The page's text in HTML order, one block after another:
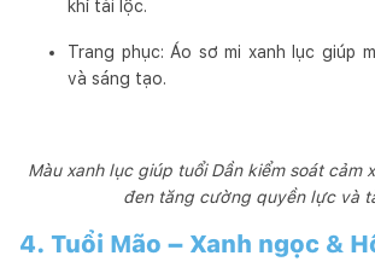
khí tài lộc.
Trang phục: Áo sơ mi xanh lục giúp
và sáng tạo.
Màu xanh lục giúp tuổi Dần kiểm soát cảm
đen tăng cường quyền lực và
4. Tuổi Mão – Xanh ngọc &